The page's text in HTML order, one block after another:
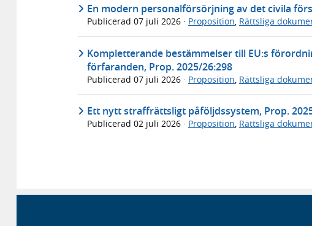
En modern personalförsörjning av det civila
Publicerad 07 juli 2026 · Proposition, Rättsliga
Kompletterande bestämmelser till EU:s
förfaranden, Prop. 2025/26:298
Publicerad 07 juli 2026 · Proposition Rättsliga
Ett nytt straffrättsligt påföljdssystem, Prop.
Publicerad 02 juli 2026 · Proposition, Rättsliga